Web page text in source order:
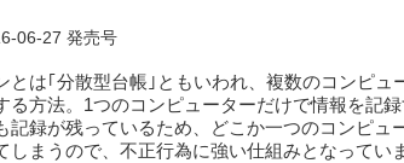
06-27 発売号
とは｢分散型台帳｣ともいわれ、複数のコンピュ
る方法。1つのコンピューターだけで情報を記
記録が残っているため、どこか一つのコンピュ
しまうので、不正行為に強い仕組みとなってい